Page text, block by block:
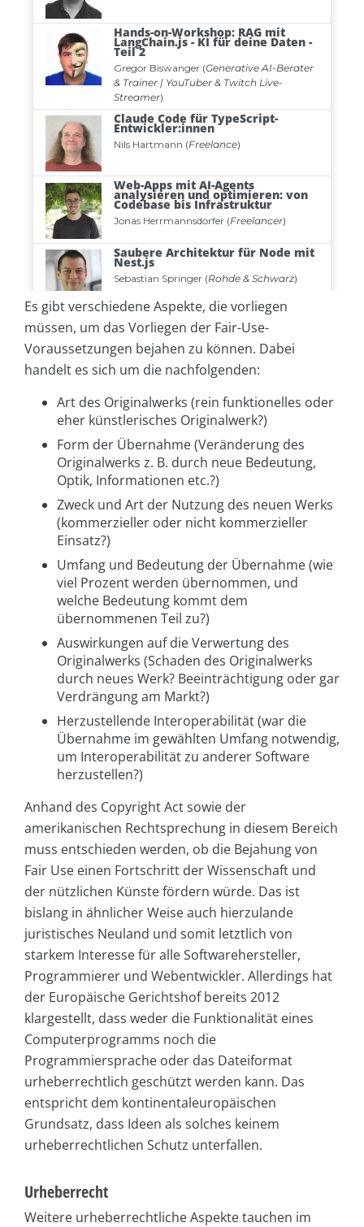
Es gibt verschiedene Aspekte, die vorliegen
müssen, um das Vorliegen der Fair-Use-
Voraussetzungen bejahen zu können. Dabei
handelt es sich um die nachfolgenden:
Art des Originalwerks (rein funktionelles oder
eher künstlerisches Originalwerk?)
Form der Übernahme (Veränderung des
Originalwerks z. B. durch neue Bedeutung,
Optik, Informationen etc.?)
Zweck und Art der Nutzung des neuen Werks
(kommerzieller oder nicht kommerzieller
Einsatz?)
Umfang und Bedeutung der Übernahme (wie
viel Prozent werden übernommen, und
welche Bedeutung kommt dem
übernommenen Teil zu?)
Auswirkungen auf die Verwertung des
Originalwerks (Schaden des Originalwerks
durch neues Werk? Beeinträchtigung oder gar
Verdrängung am Markt?)
Herzustellende Interoperabilität (war die
Übernahme im gewählten Umfang notwendig,
um Interoperabilität zu anderer Software
herzustellen?)
Anhand des Copyright Act sowie der
amerikanischen Rechtsprechung in diesem Bereich
muss entschieden werden, ob die Bejahung von
Fair Use einen Fortschritt der Wissenschaft und
der nützlichen Künste fördern würde. Das ist
bislang in ähnlicher Weise auch hierzulande
juristisches Neuland und somit letztlich von
starkem Interesse für alle Softwarehersteller,
Programmierer und Webentwickler. Allerdings hat
der Europäische Gerichtshof bereits 2012
klargestellt, dass weder die Funktionalität eines
Computerprogramms noch die
Programmiersprache oder das Dateiformat
urheberrechtlich geschützt werden kann. Das
entspricht dem kontinentaleuropäischen
Grundsatz, dass Ideen als solches keinem
urheberrechtlichen Schutz unterfallen.
Urheberrecht
Weitere urheberrechtliche Aspekte tauchen im